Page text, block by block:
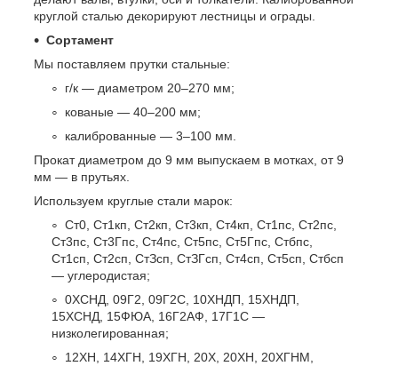
круглой сталью декорируют лестницы и ограды.
Сортамент
Мы поставляем прутки стальные:
г/к — диаметром 20–270 мм;
кованые — 40–200 мм;
калиброванные — 3–100 мм.
Прокат диаметром до 9 мм выпускаем в мотках, от 9
мм — в прутьях.
Используем круглые стали марок:
Ст0, Ст1кп, Ст2кп, Ст3кп, Ст4кп, Ст1пс, Ст2пс,
Ст3пс, Ст3Гпс, Ст4пс, Ст5пс, Ст5Гпс, Стбпс,
Ст1сп, Ст2сп, СтЗсп, СтЗГсп, Ст4сп, Ст5сп, Стбсп
— углеродистая;
0ХСНД, 09Г2, 09Г2С, 10ХНДП, 15ХНДП,
15ХСНД, 15ФЮА, 16Г2АФ, 17Г1С —
низколегированная;
12ХН, 14ХГН, 19ХГН, 20Х, 20ХН, 20ХГНМ,